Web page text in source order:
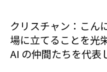
クリスチャン：こん
場に立てることを光
AI の仲間たちを代表